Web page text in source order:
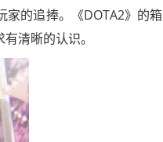
家的追捧。《DOTA2》的箱
清晰的认识。